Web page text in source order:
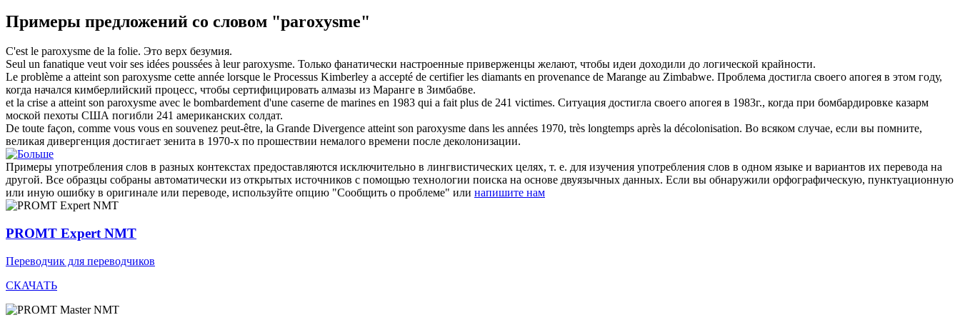
Примеры предложений со словом "paroxysme"
C'est le paroxysme de la folie. Это верх безумия.
Seul un fanatique veut voir ses idées poussées à leurparoxysme. Только фанатически настроенные приверженцы желают, чтобы идеи доходили до логической крайности.
Le problème a atteint son paroxysme cette année lorsque le Processus Kimberley a accepté de certifier les diamants en provenance de Marange au Zimbabwe. Проблема достигла своего апогея в этом году,
когда начался кимберлийский процесс, чтобы сертифицировать алмазы из Маранге в Зимбабве.
et la crise a atteint son paroxysme avec le bombardement d'une caserne de marines en 1983 qui a fait plus de 241 victimes. Ситуация достигла своего апогея в 1983г., когда при бомбардировке казарм
моской пехоты США погибли 241 американских солдат.
De toute façon, comme vous vous en souvenez peut-être, la Grande Divergence atteint son paroxysme dans les années 1970, très longtemps après la décolonisation. Во всяком случае, если вы помните,
великая дивергенция достигает зенита в 1970-х по прошествии немалого времени после деколонизации.
Примеры употребления слов в разных контекстах предоставляются исключительно в лингвистических целях, т. е. для изучения употребления слов в одном языке и вариантов их перевода на
другой. Все образцы собраны автоматически из открытых источников с помощью технологии поиска на основе двуязычных данных. Если вы обнаружили орфографическую, пунктуационную
или иную ошибку в оригинале или переводе, используйте опцию "Сообщить о проблеме" или напишите нам
PROMT Expert NMT
Переводчик для переводчиков
СКАЧАТЬ